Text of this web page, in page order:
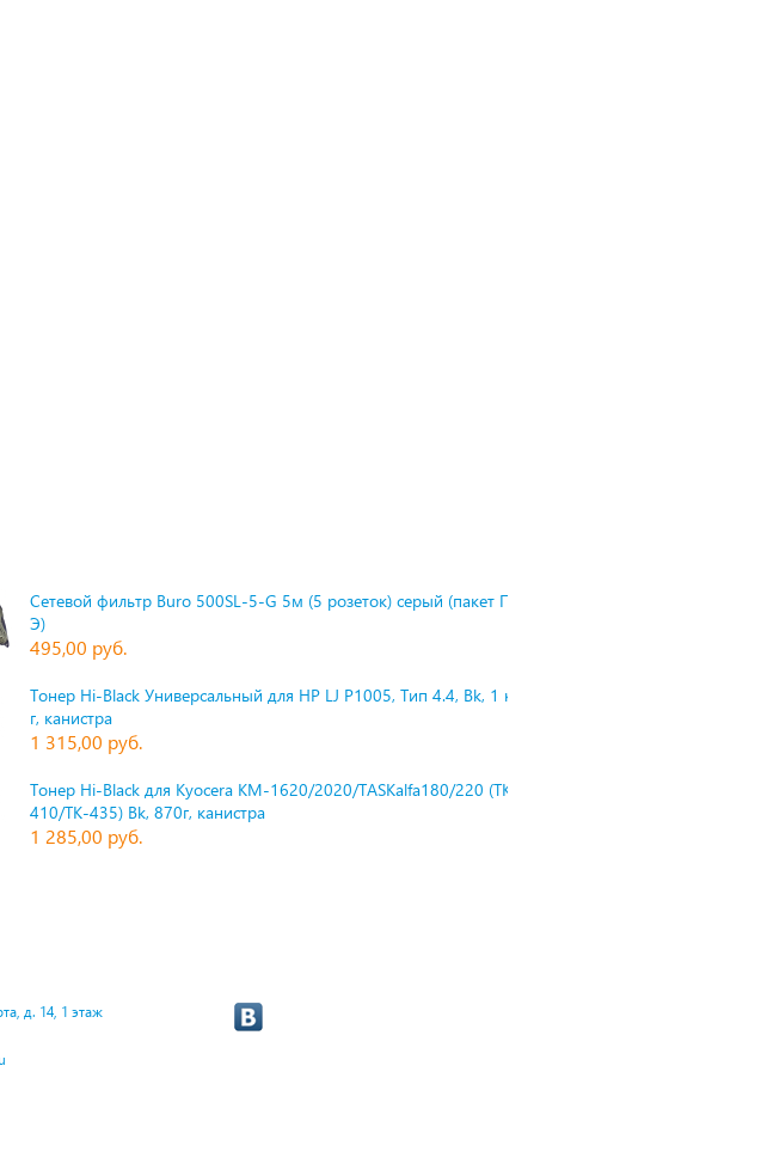
Сетевой фильтр Buro 500SL-5-G 5м (5 розеток) серый (пакет П
Э)
495,00 руб.
Тонер Hi-Black Универсальный для HP LJ P1005, Тип 4.4, Bk, 1 к
г, канистра
1 315,00 руб.
Тонер Hi-Black для Kyocera KM-1620/2020/TASKalfa180/220 (TK-
410/TK-435) Bk, 870г, канистра
1 285,00 руб.
д. 14, 1 этаж